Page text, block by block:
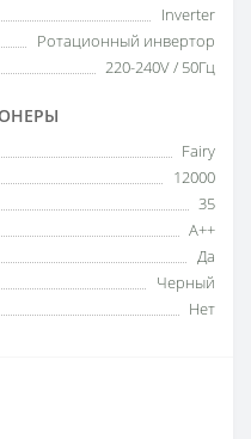
Inverter
Ротационный инвертор
220-240V / 50Гц
Fairy
12000
35
A++
Да
Черный
Нет